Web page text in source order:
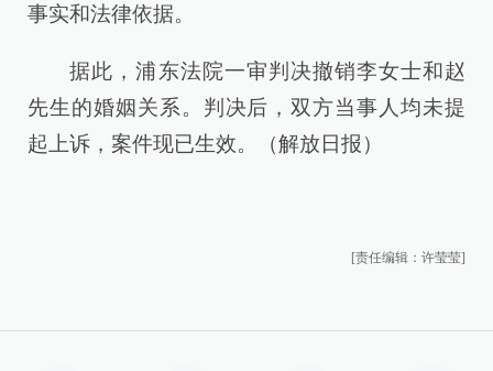
事实和法律依据。
据此，浦东法院一审判决撤销李女士和赵
先生的婚姻关系。判决后，双方当事人均未提
起上诉，案件现已生效。（解放日报）
[责任编辑：许莹莹]